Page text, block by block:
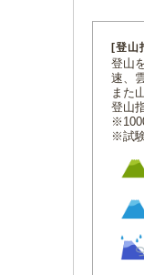
[登山
登山
速、
また
登山
※試